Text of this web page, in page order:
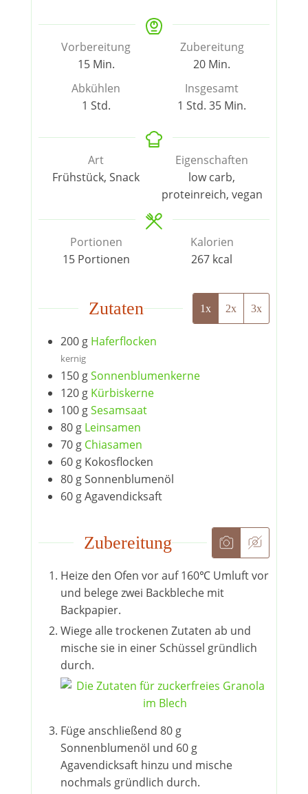
Vorbereitung
15Minuten
Min.
Zubereitung
20Minuten
Min.
Abkühlen
1 Stunde
Std.
Insgesamt
1 Stunde
Std. 35Minuten
Min.
Art
Frühstück, Snack
Eigenschaften
low carb,
proteinreich, vegan
Portionen
15 Portionen
Kalorien
267 kcal
Zutaten 1x 2x 3x
200 g Haferflocken
kernig
150 gSonnenblumenkerne
120 g Kürbiskerne
100 gSesamsaat
80 g Leinsamen
70 g Chiasamen
60 g Kokosflocken
80 gSonnenblumenöl
60 gAgavendicksaft
Zubereitung
Heize den Ofen vor auf 160℃ Umluft vor
und belege zwei Backbleche mit
Backpapier.
Wiege alle trockenen Zutaten ab und
mische sie in einer Schüssel gründlich
durch.
Füge anschließend 80 g
Sonnenblumenöl und 60 g
Agavendicksaft hinzu und mische
nochmals gründlich durch.